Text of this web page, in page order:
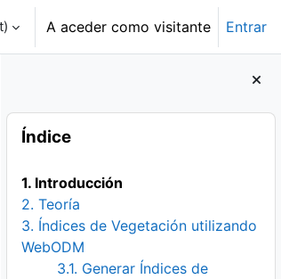
A aceder como visitante Entrar
Blocos
Ignorar Índice
Índice
1. Introducción
2. Teoría
3. Índices de Vegetación utilizando
WebODM
3.1. Generar Índices de